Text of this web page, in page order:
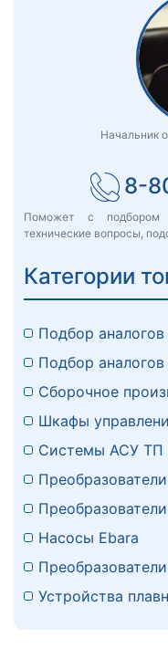
Начальник
8-
Поможет с подбором
технические вопросы,
Категории
Подбор
Подбор
Сборочное
Шкафы
Системы АСУ ТП
Насосы Ebara
Устройства